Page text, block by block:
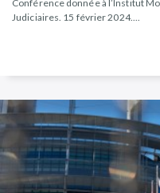
Conférence donnée à l’Institut
Judiciaires. 15 février 2024....